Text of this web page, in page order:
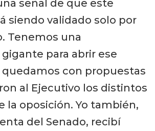
señal de que este
siendo validado solo por
Tenemos una
para abrir ese
quedamos con propuestas
al Ejecutivo los distintos
la oposición. Yo también,
del Senado, recibí